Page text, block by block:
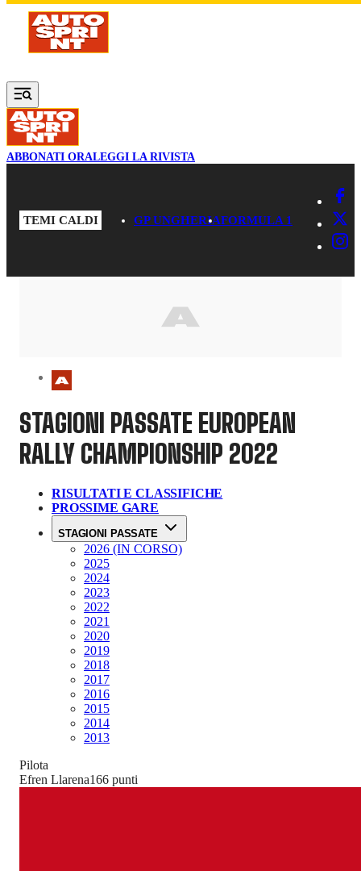
Vai al contenuto principale
ABBONATI ORALEGGI LA RIVISTA
TEMI CALDI GP UNGHERIAFORMULA 1
STAGIONI PASSATE EUROPEAN
RALLY CHAMPIONSHIP 2022
RISULTATI E CLASSIFICHE
PROSSIME GARE
STAGIONI PASSATE
2026 (IN CORSO)
2025
2024
2023
2022
2021
2020
2019
2018
2017
2016
2015
2014
2013
Pilota
Efren Llarena166 punti